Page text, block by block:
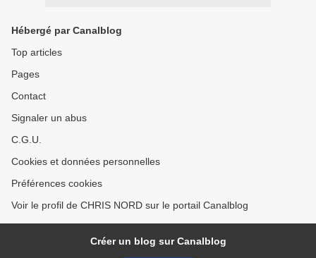
Hébergé par Canalblog
Top articles
Pages
Contact
Signaler un abus
C.G.U.
Cookies et données personnelles
Préférences cookies
Voir le profil de CHRIS NORD sur le portail Canalblog
Créer un blog sur Canalblog